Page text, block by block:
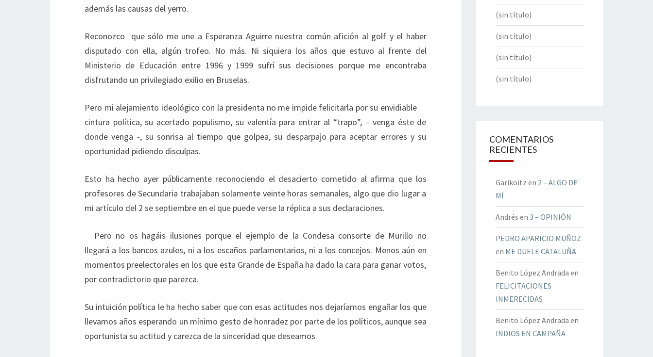
además las causas del yerro.
Reconozco que sólo me une a Esperanza Aguirre nuestra común afición al golf y el haber
disputado con ella, algún trofeo. No más. Ni siquiera los años que estuvo al frente del
Ministerio de Educación entre 1996 y 1999 sufrí sus decisiones porque me encontraba
disfrutando un privilegiado exilio en Bruselas.
Pero mi alejamiento ideológico con la presidenta no me impide felicitarla por su envidiable
cintura política, su acertado populismo, su valentía para entrar al “trapo”, – venga éste de
donde venga -, su sonrisa al tiempo que golpea, su desparpajo para aceptar errores y su
oportunidad pidiendo disculpas.
Esto ha hecho ayer públicamente reconociendo el desacierto cometido al afirma que los
profesores de Secundaria trabajaban solamente veinte horas semanales, algo que dio lugar a
mi artículo del 2 se septiembre en el que puede verse la réplica a sus declaraciones.
Pero no os hagáis ilusiones porque el ejemplo de la Condesa consorte de Murillo no
llegará a los bancos azules, ni a los escaños parlamentarios, ni a los concejos. Menos aún en
momentos preelectorales en los que esta Grande de España ha dado la cara para ganar votos,
por contradictorio que parezca.
Su intuición política le ha hecho saber que con esas actitudes nos dejaríamos engañar los que
llevamos años esperando un mínimo gesto de honradez por parte de los políticos, aunque sea
oportunista su actitud y carezca de la sinceridad que deseamos.
(sin título)
(sin título)
(sin título)
(sin título)
COMENTARIOS
RECIENTES
Garikoitz en 2 – ALGO DE
MÍ
Andrés en 3 – OPINIÓN
PEDRO APARICIO MUÑOZ
en ME DUELE CATALUÑA
Benito López Andrada en
FELICITACIONES
INMERECIDAS
Benito López Andrada en
INDIOS EN CAMPAÑA